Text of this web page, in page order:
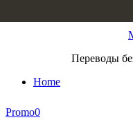
Переводы
Home
Promo0